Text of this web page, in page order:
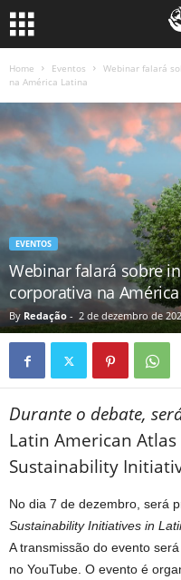
Home Eventos
Webinar falará
na América Latina
EVENTOS
Webinar falará sobre
corporativa na
By Redação - 2 de dezembro de
Durante o debate,
Latin American
Sustainability
No dia 7 de dezembro, será
Sustainability Initiatives in
A transmissão do evento
no YouTube. O evento é